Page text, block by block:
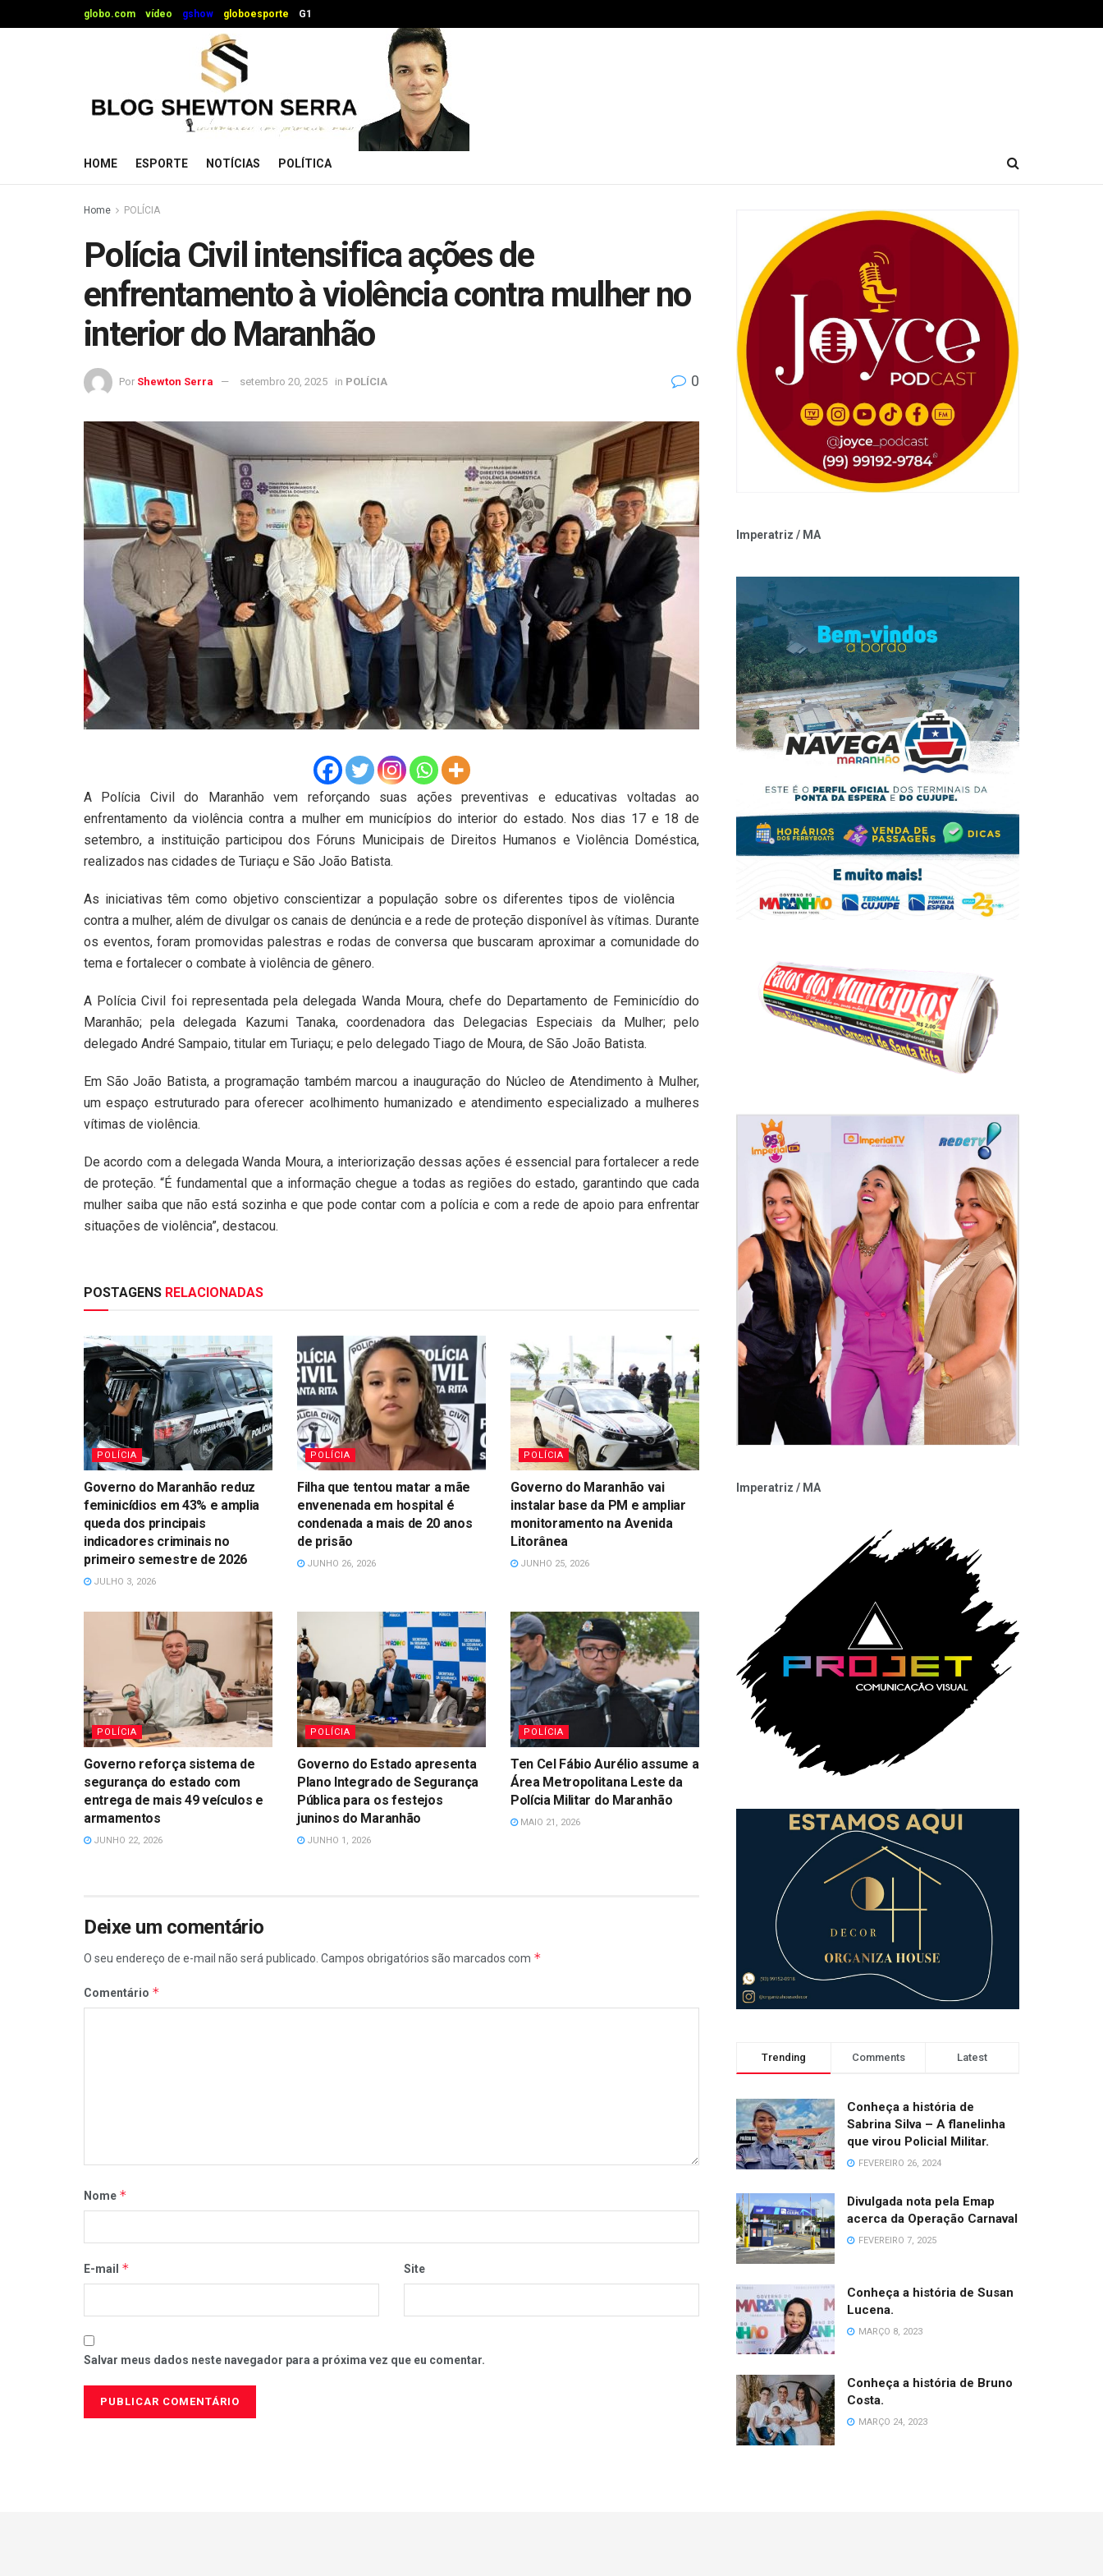
globo.com vídeo gshow globoesporte G1
HOME ESPORTE NOTÍCIAS POLÍTICA
Home POLÍCIA
Polícia Civil intensifica ações de
enfrentamento à violência contra mulher no
interior do Maranhão
Por Shewton Serra setembro 20, 2025 in POLÍCIA 0
A Polícia Civil do Maranhão vem reforçando suas ações preventivas e educativas voltadas ao
enfrentamento da violência contra a mulher em municípios do interior do estado. Nos dias 17 e 18 de
setembro, a instituição participou dos Fóruns Municipais de Direitos Humanos e Violência Doméstica,
realizados nas cidades de Turiaçu e São João Batista.
As iniciativas têm como objetivo conscientizar a população sobre os diferentes tipos de violência
contra a mulher, além de divulgar os canais de denúncia e a rede de proteção disponível às vítimas. Durante
os eventos, foram promovidas palestras e rodas de conversa que buscaram aproximar a comunidade do
tema e fortalecer o combate à violência de gênero.
A Polícia Civil foi representada pela delegada Wanda Moura, chefe do Departamento de Feminicídio do
Maranhão; pela delegada Kazumi Tanaka, coordenadora das Delegacias Especiais da Mulher; pelo
delegado André Sampaio, titular em Turiaçu; e pelo delegado Tiago de Moura, de São João Batista.
Em São João Batista, a programação também marcou a inauguração do Núcleo de Atendimento à Mulher,
um espaço estruturado para oferecer acolhimento humanizado e atendimento especializado a mulheres
vítimas de violência.
De acordo com a delegada Wanda Moura, a interiorização dessas ações é essencial para fortalecer a rede
de proteção. “É fundamental que a informação chegue a todas as regiões do estado, garantindo que cada
mulher saiba que não está sozinha e que pode contar com a polícia e com a rede de apoio para enfrentar
situações de violência”, destacou.
POSTAGENS RELACIONADAS
POLÍCIA
Governo do Maranhão reduz
feminicídios em 43% e amplia
queda dos principais
indicadores criminais no
primeiro semestre de 2026
JULHO 3, 2026
POLÍCIA
Filha que tentou matar a mãe
envenenada em hospital é
condenada a mais de 20 anos
de prisão
JUNHO 26, 2026
POLÍCIA
Governo do Maranhão vai
instalar base da PM e ampliar
monitoramento na Avenida
Litorânea
JUNHO 25, 2026
POLÍCIA
Governo reforça sistema de
segurança do estado com
entrega de mais 49 veículos e
armamentos
JUNHO 22, 2026
POLÍCIA
Governo do Estado apresenta
Plano Integrado de Segurança
Pública para os festejos
juninos do Maranhão
JUNHO 1, 2026
POLÍCIA
Ten Cel Fábio Aurélio assume a
Área Metropolitana Leste da
Polícia Militar do Maranhão
MAIO 21, 2026
Deixe um comentário
O seu endereço de e-mail não será publicado. Campos obrigatórios são marcados com *
Comentário *
Nome *
E-mail * Site
Salvar meus dados neste navegador para a próxima vez que eu comentar.
Imperatriz / MA
Imperatriz / MA
Trending Comments Latest
Conheça a história de
Sabrina Silva – A flanelinha
que virou Policial Militar.
FEVEREIRO 26, 2024
Divulgada nota pela Emap
acerca da Operação Carnaval
FEVEREIRO 7, 2025
Conheça a história de Susan
Lucena.
MARÇO 8, 2023
Conheça a história de Bruno
Costa.
MARÇO 24, 2023